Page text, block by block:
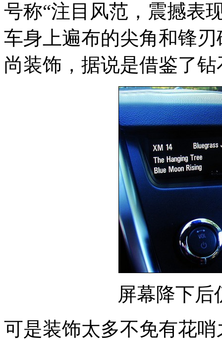
号称“注目风范，震撼表
车身上遍布的尖角和锋
尚装饰，据说是借鉴了
屏幕降下后
可是装饰太多不免有花